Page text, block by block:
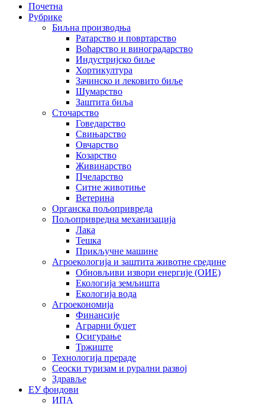
Почетна
Рубрике
Биљна производња
Ратарство и повртарство
Воћарство и виноградарство
Индустријско биље
Хортикултура
Зачинско и лековито биље
Шумарство
Заштита биља
Сточарство
Говедарство
Свињарство
Овчарство
Козарство
Живинарство
Пчеларство
Ситне животиње
Ветерина
Органска пољопривреда
Пољопривредна механизација
Лака
Тешка
Прикључне машине
Агроекологија и заштита животне средине
Обновљиви извори енергије (ОИЕ)
Екологија земљишта
Екологија вода
Агроекономија
Финансије
Аграрни буџет
Осигурање
Тржиште
Технологија прераде
Сеоски туризам и рурални развој
Здравље
ЕУ фондови
ИПА